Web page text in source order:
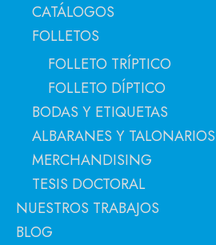
CATÁLOGOS
FOLLETOS
FOLLETO TRÍPTICO
FOLLETO DÍPTICO
BODAS Y ETIQUETAS
ALBARANES Y TALONARIOS
MERCHANDISING
TESIS DOCTORAL
NUESTROS TRABAJOS
BLOG